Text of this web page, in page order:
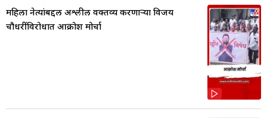
महिला नेत्यांबद्दल अश्लील वक्तव्य करणाऱ्या विजय
चौधरींविरोधात आक्रोश मोर्चा